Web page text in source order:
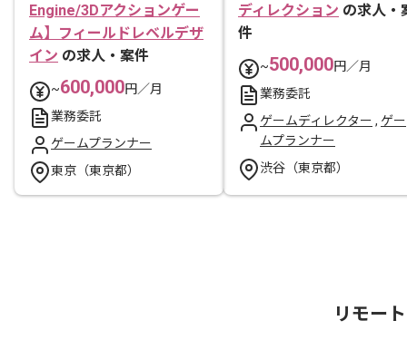
Engine/3Dアクションゲー
ム】フィールドレベルデザ
イン の求人・案件
~600,000円／月
業務委託
ゲームプランナー
東京（東京都）
ディレクション の求人・
件
~500,000円／月
業務委託
ゲームディレクター , ゲー
ムプランナー
渋谷（東京都）
リモー